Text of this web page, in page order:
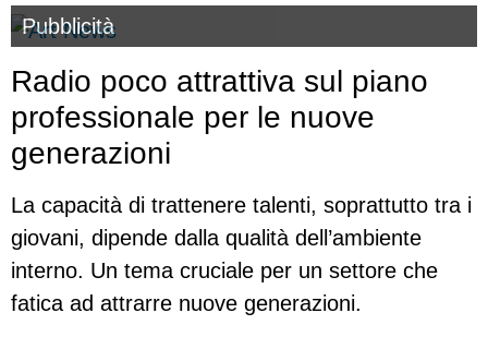
Pubblicità
Radio poco attrattiva sul piano
professionale per le nuove
generazioni
La capacità di trattenere talenti, soprattutto tra i
giovani, dipende dalla qualità dell’ambiente
interno. Un tema cruciale per un settore che
fatica ad attrarre nuove generazioni.